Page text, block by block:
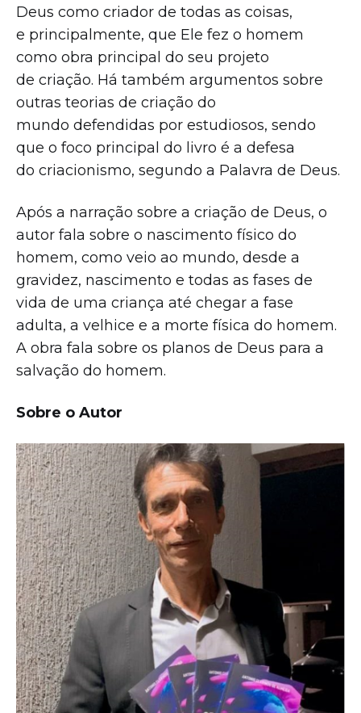
Deus como criador de todas as coisas,
e principalmente, que Ele fez o homem
como obra principal do seu projeto
de criação. Há também argumentos sobre
outras teorias de criação do
mundo defendidas por estudiosos, sendo
que o foco principal do livro é a defesa
do criacionismo, segundo a Palavra de Deus.
Após a narração sobre a criação de Deus, o
autor fala sobre o nascimento físico do
homem, como veio ao mundo, desde a
gravidez, nascimento e todas as fases de
vida de uma criança até chegar a fase
adulta, a velhice e a morte física do homem.
A obra fala sobre os planos de Deus para a
salvação do homem.
Sobre o Autor